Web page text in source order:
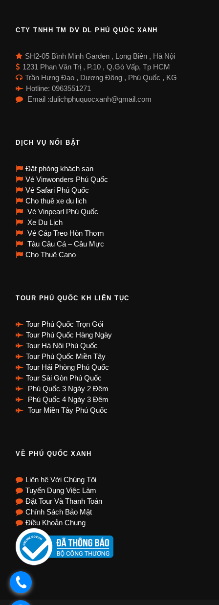
CTY TNHH TM DV DL PHÚ QUỐC XANH
SH2-05 Bình Minh Garden , Long Biên , Hà Nội
1231 Phan Văn Trị , P.10 , Q.Gò Vấp, Tp HCM
Trần Hưng Đạo , Dương Đông , Phú Quốc , KG
Hotline: 0963551271
Email :dulichphuquocxanh@gmail.com
DỊCH VỤ NỔI BẬT
Đặt phòng khách sạn
Vé Vinwonders Phú Quốc
Vé Safari Phú Quốc
Cho thuê xe du lịch
Vé Vinpearl Phú Quốc
Xe Du Lịch
Vé Cáp Treo Hòn Thơm
Tàu Câu Cá – Câu Mực
Cho Thuê Cano
TOUR PHÚ QUỐC KH LIÊN TỤC
Tour Phú Quốc Trọn Gói
Tour Phú Quốc Hàng Ngày
Tour Hà Nội Phú Quốc
Tour Phú Quốc Miền Tây
Tour Hải Phòng Phú Quốc
Tour Sài Gòn Phú Quốc
Phú Quốc 3 Ngày 2 Đêm
Phú Quốc 4 Ngày 3 Đêm
Tour Miền Tây Phú Quốc
VỀ PHÚ QUỐC XANH
Liên hệ Với Chúng Tôi
Tuyển Dụng Việc Làm
Đặt Tour Và Thanh Toán
Chính Sách Bảo Mật
Điều Khoản Chung
.